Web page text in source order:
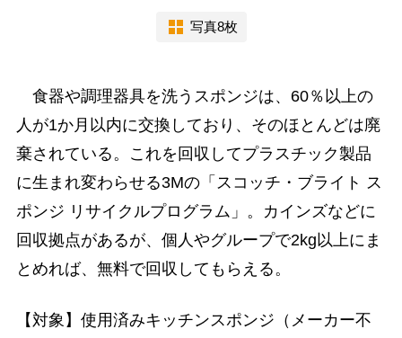
写真8枚
食器や調理器具を洗うスポンジは、60％以上の
人が1か月以内に交換しており、そのほとんどは廃
棄されている。これを回収してプラスチック製品
に生まれ変わらせる3Mの「スコッチ・ブライト ス
ポンジ リサイクルプログラム」。カインズなどに
回収拠点があるが、個人やグループで2kg以上にま
とめれば、無料で回収してもらえる。
【対象】使用済みキッチンスポンジ（メーカー不